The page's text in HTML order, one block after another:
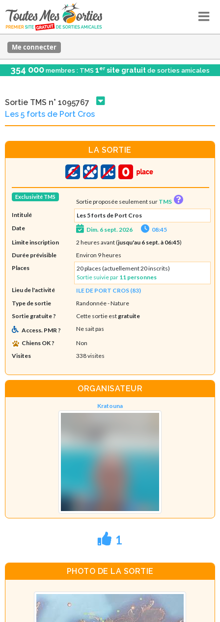
Me connecter
354 000 membres : TMS 1er site gratuit de sorties amicales
Sortie TMS n° 1095767
Les 5 forts de Port Cros
LA SORTIE
Exclusivité TMS
Sortie proposée seulement sur TMS
Intitulé
Les 5 forts de Port Cros
Date
Dim. 6 sept. 2026
08:45
Limite inscription
2 heures avant (jusqu'au 6 sept. à 06:45)
Durée prévisible
Environ 9 heures
Places
20 places (actuellement 20 inscrits)
Sortie suivie par 11 personnes
Lieu de l'activité
ILE DE PORT CROS (83)
Type de sortie
Randonnée- Nature
Sortie gratuite ?
Cette sortie est gratuite
Access. PMR ?
Ne sait pas
Chiens OK ?
Non
Visites
338 visites
ORGANISATEUR
Kratouna
1
PHOTO DE LA SORTIE